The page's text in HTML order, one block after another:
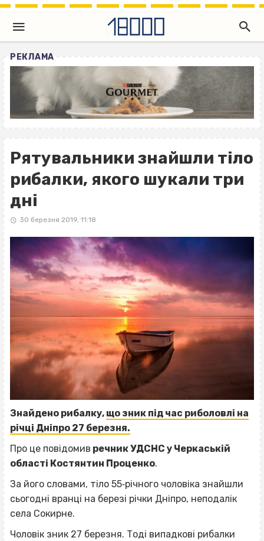
РЕКЛАМА
Рятувальники знайшли тіло
рибалки, якого шукали три
дні
30 березня 2019, 11:18
Знайдено рибалку, що зник під час риболовлі на
річці Дніпро 27 березня.
Про це повідомив речник УДСНС у Черкаській
області Костянтин Проценко.
За його словами, тіло 55‐річного чоловіка знайшли
сьогодні вранці на березі річки Дніпро, неподалік
села Сокирне.
Чоловік зник 27 березня. Тоді випадкові рибалки